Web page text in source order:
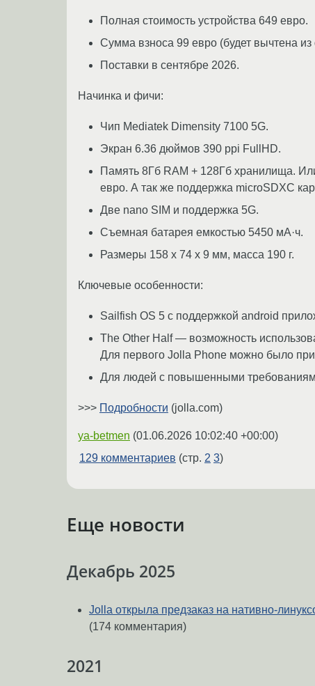
Полная стоимость устройства 649 евро.
Сумма взноса 99 евро (будет вычтена из
Поставки в сентябре 2026.
Начинка и фичи:
Чип Mediatek Dimensity 7100 5G.
Экран 6.36 дюймов 390 ppi FullHD.
Память 8Гб RAM + 128Гб хранилища.
евро. А так же поддержка microSDXC
Две nano SIM и поддержка 5G.
Съемная батарея емкостью 5450 мА·ч.
Размеры 158 x 74 x 9 мм, масса 190 г.
Ключевые особенности:
Sailfish OS 5 с поддержкой android
The Other Half — возможность
Для первого Jolla Phone можно было
Для людей с повышенными
>>> Подробности (jolla.com)
ya-betmen (01.06.2026 10:02:40 +00:00)
129 комментариев (стр. 2 3)
Еще новости
Декабрь 2025
Jolla открыла предзаказ на нативно-
(174 комментария)
2021